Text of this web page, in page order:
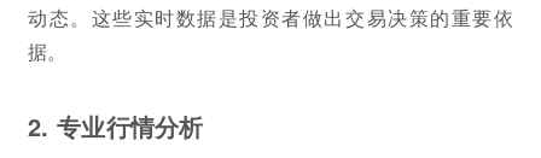
动态。这些实时数据是投资者做出交易决策的重要依
据。
2. 专业行情分析